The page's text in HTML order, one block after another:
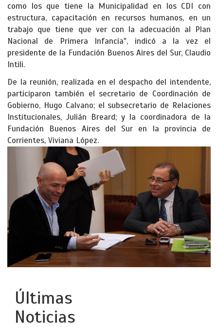
como los que tiene la Municipalidad en los CDI con
estructura, capacitación en recursos humanos, en un
trabajo que tiene que ver con la adecuación al Plan
Nacional de Primera Infancia", indicó a la vez el
presidente de la Fundación Buenos Aires del Sur, Claudio
Intili.
De la reunión, realizada en el despacho del intendente,
participaron también el secretario de Coordinación de
Gobierno, Hugo Calvano; el subsecretario de Relaciones
Institucionales, Julián Breard; y la coordinadora de la
Fundación Buenos Aires del Sur en la provincia de
Corrientes, Viviana López.
Últimas
Noticias